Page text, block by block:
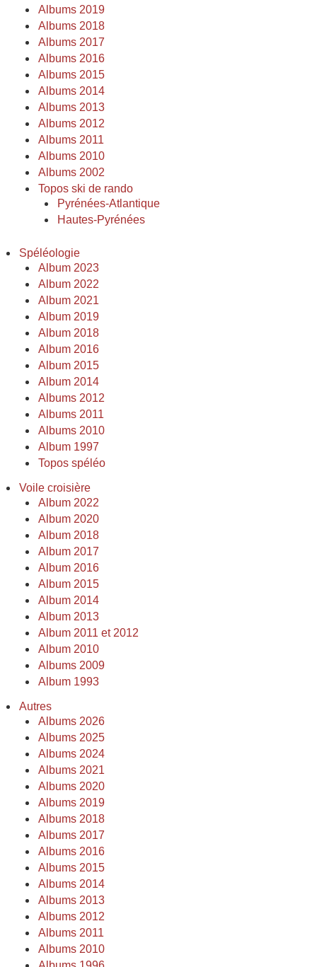
Albums 2019
Albums 2018
Albums 2017
Albums 2016
Albums 2015
Albums 2014
Albums 2013
Albums 2012
Albums 2011
Albums 2010
Albums 2002
Topos ski de rando
Pyrénées-Atlantique
Hautes-Pyrénées
Spéléologie
Album 2023
Album 2022
Album 2021
Album 2019
Album 2018
Album 2016
Album 2015
Album 2014
Albums 2012
Albums 2011
Albums 2010
Album 1997
Topos spéléo
Voile croisière
Album 2022
Album 2020
Album 2018
Album 2017
Album 2016
Album 2015
Album 2014
Album 2013
Album 2011 et 2012
Album 2010
Albums 2009
Album 1993
Autres
Albums 2026
Albums 2025
Albums 2024
Albums 2021
Albums 2020
Albums 2019
Albums 2018
Albums 2017
Albums 2016
Albums 2015
Albums 2014
Albums 2013
Albums 2012
Albums 2011
Albums 2010